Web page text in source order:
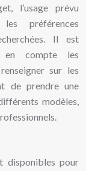
l’usage prévu
préférences
Il est
en compte les
sur les
de prendre une
modèles,
disponibles pour